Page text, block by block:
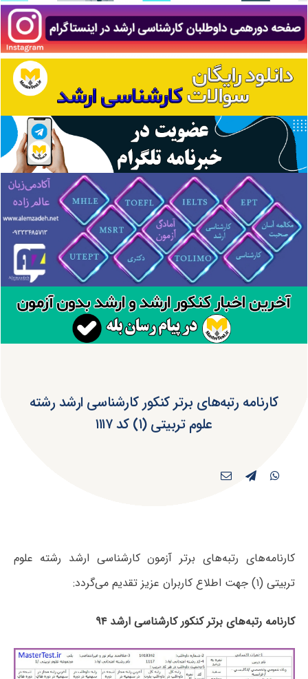
کارنامه رتبه‌های برتر کنکور کارشناسی ارشد رشته
علوم تربیتی (۱) کد ۱۱۱۷
کارنامه‌های رتبه‌های برتر آزمون کارشناسی ارشد رشته علوم
تربیتی (۱) جهت اطلاع کاربران عزیز تقدیم می‌گردد:
کارنامه رتبه‌های برتر کنکور کارشناسی ارشد ۹۴